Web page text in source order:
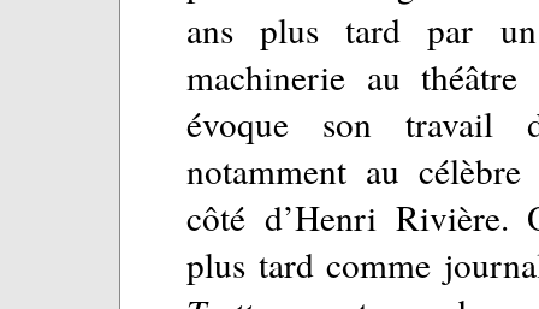
ans plus tard par
machinerie au
évoque son travail
notamment au
côté d’Henri Rivière.
plus tard comme